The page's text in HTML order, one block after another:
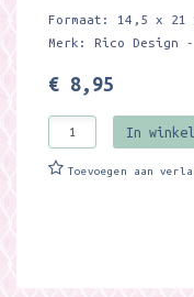
Formaat: 14,5 x 21
Merk: Rico Design
€ 8,95
In
Toevoegen aan